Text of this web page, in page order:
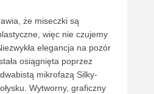
że miseczki są
więc nie czujemy
elegancja na pozór
osiągnięta poprzez
mikrofazą Silky-
Wytworny, graficzny